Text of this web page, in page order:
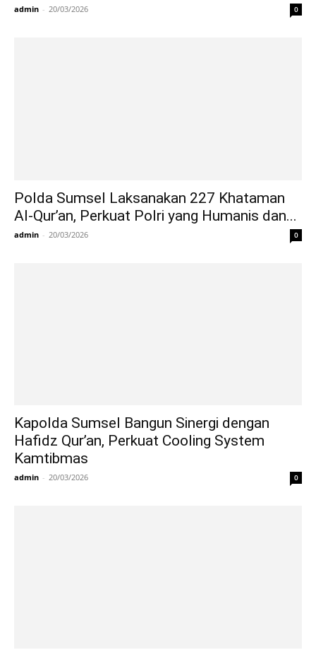
admin - 20/03/2026 0
Polda Sumsel Laksanakan 227 Khataman
Al-Qur’an, Perkuat Polri yang Humanis dan...
admin - 20/03/2026 0
Kapolda Sumsel Bangun Sinergi dengan
Hafidz Qur’an, Perkuat Cooling System
Kamtibmas
admin - 20/03/2026 0